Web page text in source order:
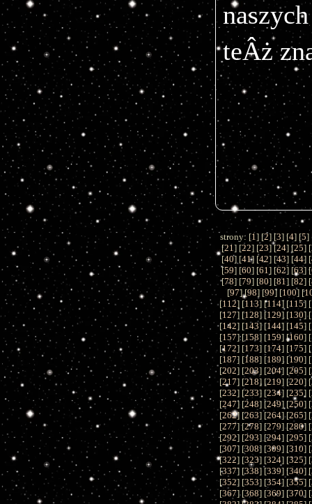
teÂż
strony: [1] [2] [3] [4] [5]
[21] [22] [23] [24] [25] [
[40] [41] [42] [43] [44] [
[59] [60] [61] [62] [63] [
[78] [79] [80] [81] [82] [
[97] [98] [99] [100] [
[112] [113] [114] [115] [
[127] [128] [129] [130] [
[142] [143] [144] [145] [
[157] [158] [159] [160] [
[172] [173] [174] [175] [
[187] [188] [189] [190] [
[202] [203] [204] [205] [
[217] [218] [219] [220] [
[232] [233] [234] [235] [
[247] [248] [249] [250] [
[262] [263] [264] [265] [
[277] [278] [279] [280] [
[292] [293] [294] [295] [
[307] [308] [309] [310] [
[322] [323] [324] [325] [
[337] [338] [339] [340] [
[352] [353] [354] [355] [
[367] [368] [369] [370] [